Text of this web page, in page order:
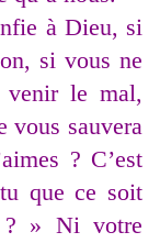
à Dieu, si
si vous ne
venir le mal,
vous sauvera
? C’est
que ce soit
» Ni votre